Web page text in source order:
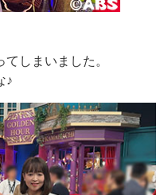
しまいました。
♪